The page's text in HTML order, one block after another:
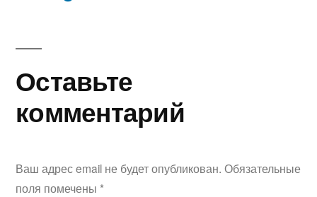
записям
Оставьте
комментарий
Ваш адрес email не будет опубликован. Обязательные
поля помечены *